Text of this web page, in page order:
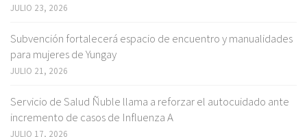
JULIO 23, 2026
Subvención fortalecerá espacio de encuentro y manualidades
para mujeres de Yungay
JULIO 21, 2026
Servicio de Salud Ñuble llama a reforzar el autocuidado ante
incremento de casos de Influenza A
JULIO 17, 2026